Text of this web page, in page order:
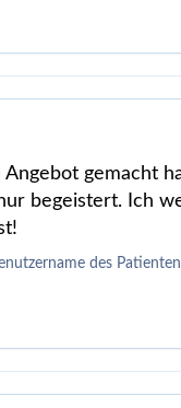
gemacht
begeistert. Ich
des